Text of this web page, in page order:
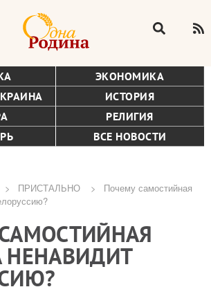
ЭКОНОМИКА
ИСТОРИЯ
РЕЛИГИЯ
ВСЕ НОВОСТИ
ПРИСТАЛЬНО
Почему самостийная
НЕНАВИДИТ